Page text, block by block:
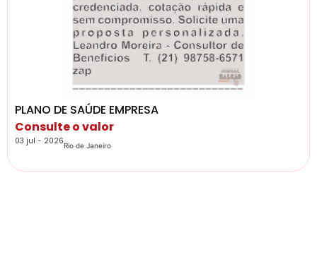
PLANO DE SAÚDE EMPRESA
Consulte o valor
03 jul - 2026Rio de Janeiro